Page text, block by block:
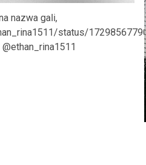
nazwa gali,
status/